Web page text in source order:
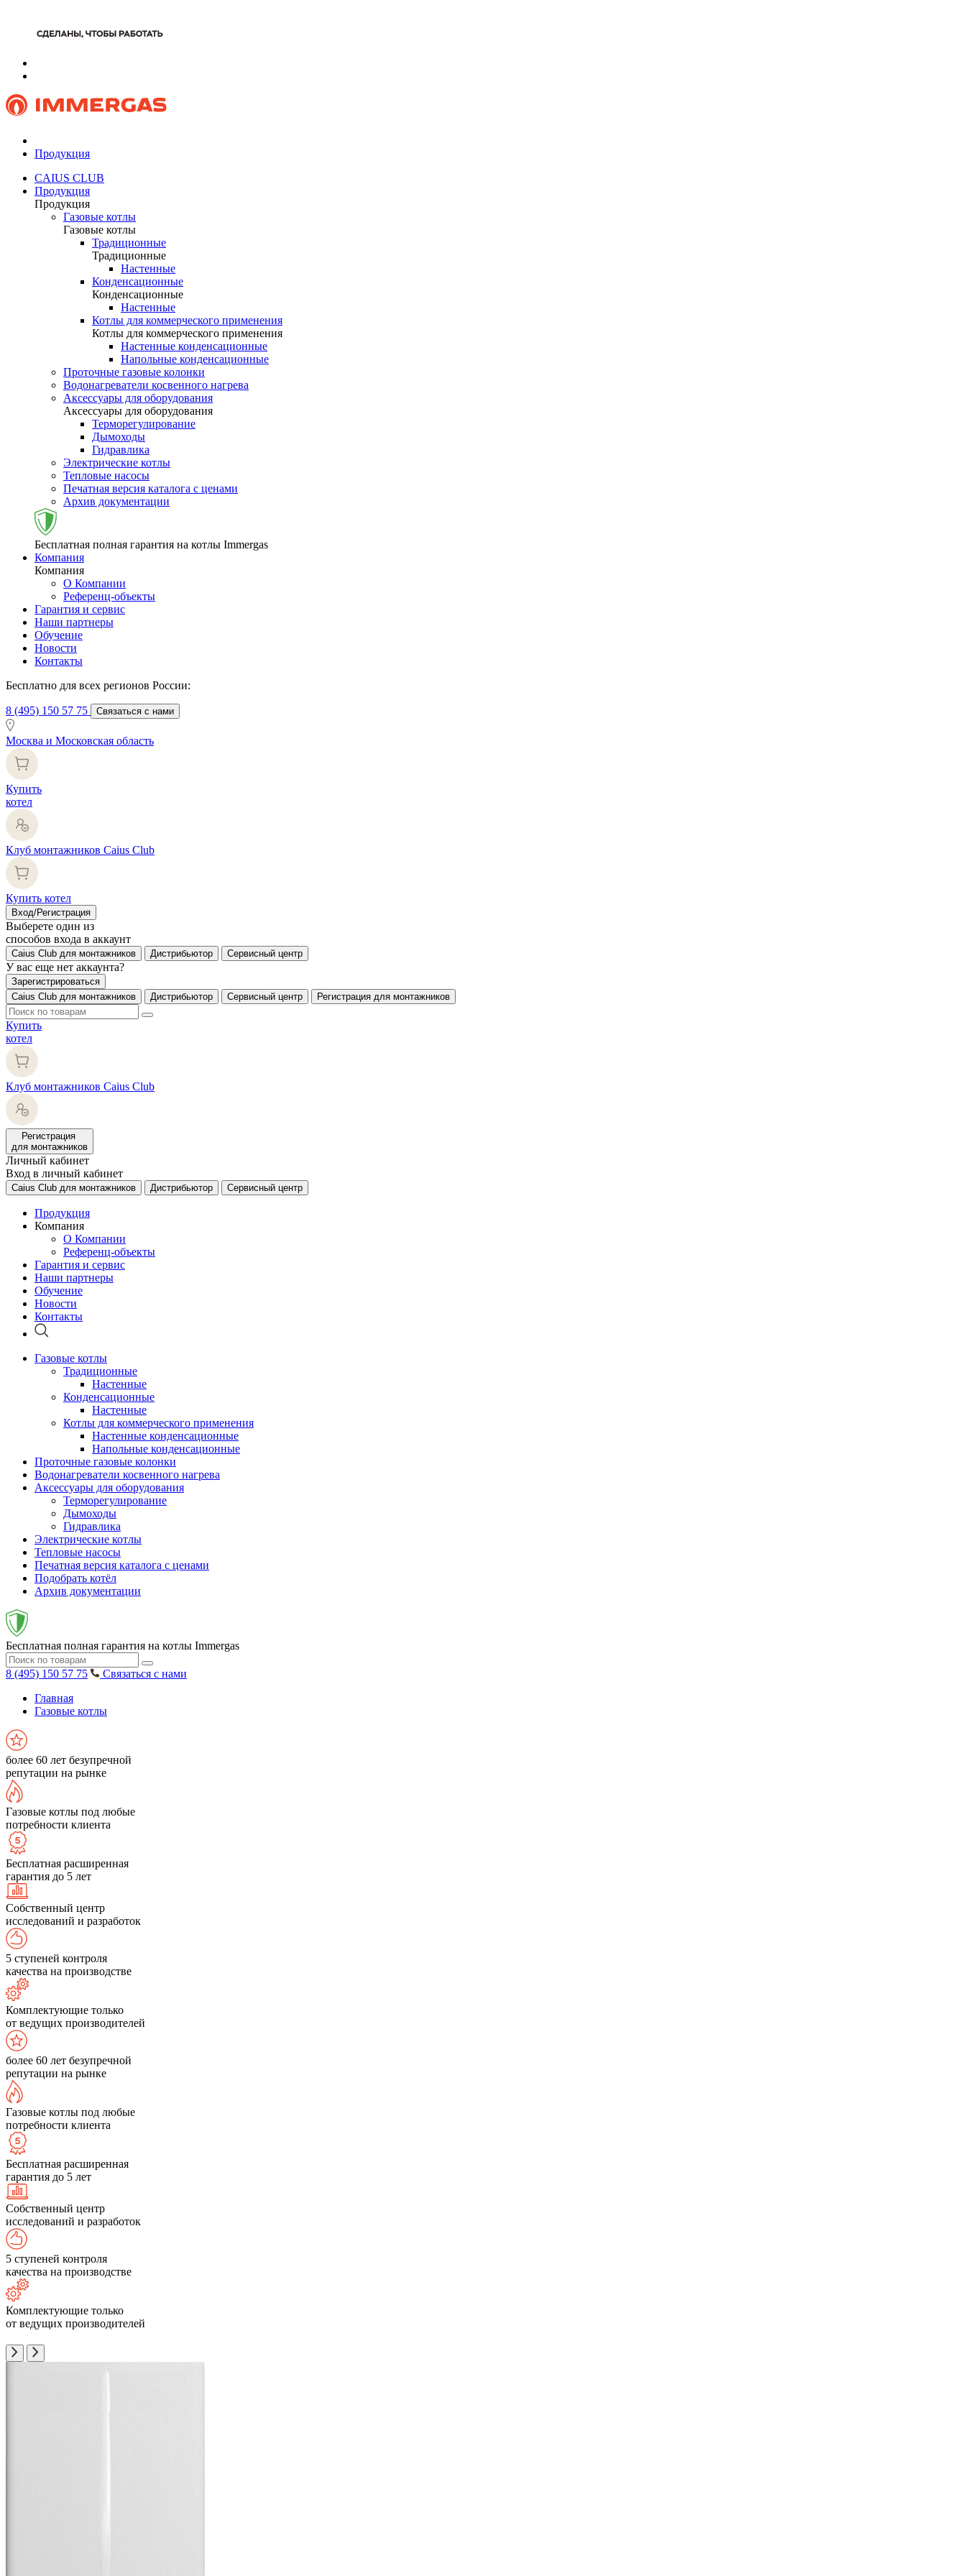
Продукция
CAIUS CLUB
Продукция
Продукция
Газовые котлы
Газовые котлы
Традиционные
Традиционные
Настенные
Конденсационные
Конденсационные
Настенные
Котлы для коммерческого применения
Котлы для коммерческого применения
Настенные конденсационные
Напольные конденсационные
Проточные газовые колонки
Водонагреватели косвенного нагрева
Аксессуары для оборудования
Аксессуары для оборудования
Терморегулирование
Дымоходы
Гидравлика
Электрические котлы
Тепловые насосы
Печатная версия каталога с ценами
Архив документации
Бесплатная полная гарантия на котлы Immergas
Компания
Компания
О Компании
Референц-объекты
Гарантия и сервис
Наши партнеры
Обучение
Новости
Контакты
Бесплатно для всех регионов России:
8 (495) 150 57 75 Связаться с нами
Москва и Московская область
Купить
котел
Клуб монтажников Caius Club
Купить котел
Вход/Регистрация
Выберете один из
способов входа в аккаунт
Caius Club для монтажников Дистрибьютор Сервисный центр
У вас еще нет аккаунта?
Зарегистрироваться
Caius Club для монтажников
Дистрибьютор Сервисный центр Регистрация для монтажников
Купить
котел
Клуб монтажников Caius Club
Регистрация
для монтажников
Личный кабинет
Вход в личный кабинет
Caius Club для монтажников Дистрибьютор Сервисный центр
Продукция
Компания
О Компании
Референц-объекты
Гарантия и сервис
Наши партнеры
Обучение
Новости
Контакты
Газовые котлы
Традиционные
Настенные
Конденсационные
Настенные
Котлы для коммерческого применения
Настенные конденсационные
Напольные конденсационные
Проточные газовые колонки
Водонагреватели косвенного нагрева
Аксессуары для оборудования
Терморегулирование
Дымоходы
Гидравлика
Электрические котлы
Тепловые насосы
Печатная версия каталога с ценами
Подобрать котёл
Архив документации
Бесплатная полная гарантия на котлы Immergas
8 (495) 150 57 75
Связаться с нами
Главная
Газовые котлы
более 60 лет безупречной
репутации на рынке
Газовые котлы под любые
потребности клиента
Бесплатная расширенная
гарантия до 5 лет
Собственный центр
исследований и разработок
5 ступеней контроля
качества на производстве
Комплектующие только
от ведущих производителей
более 60 лет безупречной
репутации на рынке
Газовые котлы под любые
потребности клиента
Бесплатная расширенная
гарантия до 5 лет
Собственный центр
исследований и разработок
5 ступеней контроля
качества на производстве
Комплектующие только
от ведущих производителей